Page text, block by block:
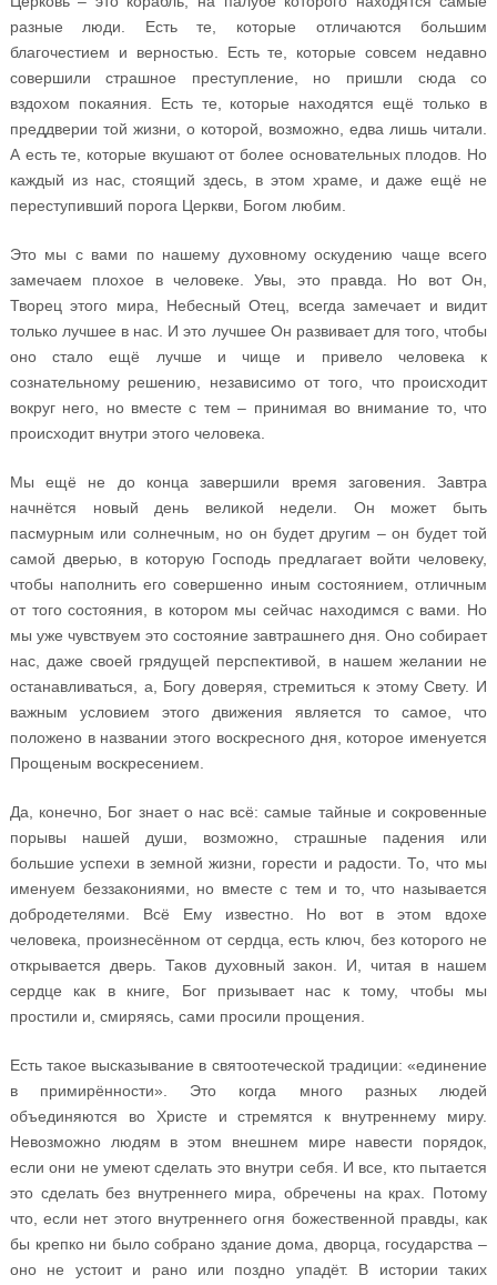
разные люди. Есть те, которые отличаются большим
благочестием и верностью. Есть те, которые совсем недавно
совершили страшное преступление, но пришли сюда со
вздохом покаяния. Есть те, которые находятся ещё только в
преддверии той жизни, о которой, возможно, едва лишь читали.
А есть те, которые вкушают от более основательных плодов. Но
каждый из нас, стоящий здесь, в этом храме, и даже ещё не
переступивший порога Церкви, Богом любим.
Это мы с вами по нашему духовному оскудению чаще всего
замечаем плохое в человеке. Увы, это правда. Но вот Он,
Творец этого мира, Небесный Отец, всегда замечает и видит
только лучшее в нас. И это лучшее Он развивает для того, чтобы
оно стало ещё лучше и чище и привело человека к
сознательному решению, независимо от того, что происходит
вокруг него, но вместе с тем – принимая во внимание то, что
происходит внутри этого человека.
Мы ещё не до конца завершили время заговения. Завтра
начнётся новый день великой недели. Он может быть
пасмурным или солнечным, но он будет другим – он будет той
самой дверью, в которую Господь предлагает войти человеку,
чтобы наполнить его совершенно иным состоянием, отличным
от того состояния, в котором мы сейчас находимся с вами. Но
мы уже чувствуем это состояние завтрашнего дня. Оно собирает
нас, даже своей грядущей перспективой, в нашем желании не
останавливаться, а, Богу доверяя, стремиться к этому Свету. И
важным условием этого движения является то самое, что
положено в названии этого воскресного дня, которое именуется
Прощеным воскресением.
Да, конечно, Бог знает о нас всё: самые тайные и сокровенные
порывы нашей души, возможно, страшные падения или
большие успехи в земной жизни, горести и радости. То, что мы
именуем беззакониями, но вместе с тем и то, что называется
добродетелями. Всё Ему известно. Но вот в этом вдохе
человека, произнесённом от сердца, есть ключ, без которого не
открывается дверь. Таков духовный закон. И, читая в нашем
сердце как в книге, Бог призывает нас к тому, чтобы мы
простили и, смиряясь, сами просили прощения.
Есть такое высказывание в святоотеческой традиции: «единение
в примирённости». Это когда много разных людей
объединяются во Христе и стремятся к внутреннему миру.
Невозможно людям в этом внешнем мире навести порядок,
если они не умеют сделать это внутри себя. И все, кто пытается
это сделать без внутреннего мира, обречены на крах. Потому
что, если нет этого внутреннего огня божественной правды, как
бы крепко ни было собрано здание дома, дворца, государства –
оно не устоит и рано или поздно упадёт. В истории таких